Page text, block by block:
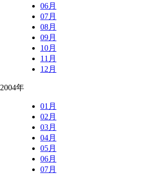
06月
07月
08月
09月
10月
11月
12月
2004年
01月
02月
03月
04月
05月
06月
07月